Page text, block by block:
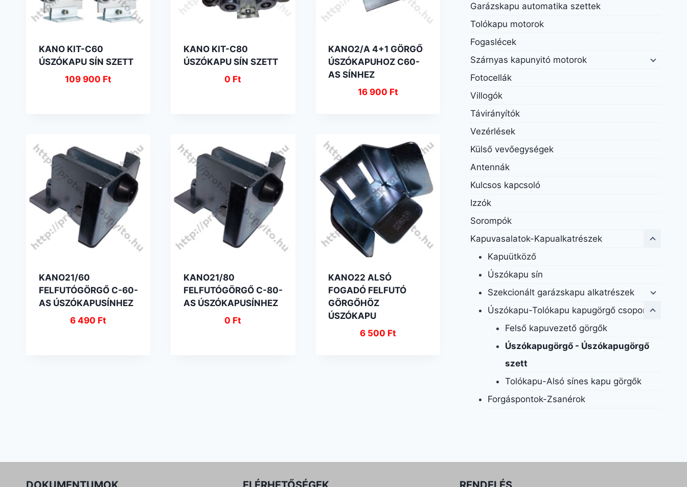
KANO KIT-C60
ÚSZÓKAPU SÍN SZETT
109 900 Ft
KANO KIT-C80
ÚSZÓKAPU SÍN SZETT
0 Ft
KANO2/A 4+1 GÖRGŐ
ÚSZÓKAPUHOZ C60-
AS SÍNHEZ
16 900 Ft
KANO21/60
FELFUTÓGÖRGŐ C-60-
AS ÚSZÓKAPUSÍNHEZ
6 490 Ft
KANO21/80
FELFUTÓGÖRGŐ C-80-
AS ÚSZÓKAPUSÍNHEZ
0 Ft
KANO22 ALSÓ
FOGADÓ FELFUTÓ
GÖRGŐHÖZ
ÚSZÓKAPU
6 500 Ft
Garázskapu automatika szettek
Tolókapu motorok
Fogaslécek
Szárnyas kapunyitó motorok
Fotocellák
Villogók
Távirányítók
Vezérlések
Külső vevőegységek
Antennák
Kulcsos kapcsoló
Izzók
Sorompók
Kapuvasalatok-Kapualkatrészek
Kapuütköző
Úszókapu sín
Szekcionált garázskapu alkatrészek
Úszókapu-Tolókapu kapugörgő csoportok
Felső kapuvezető görgők
Úszókapugörgő - Úszókapugörgő
szett
Tolókapu-Alsó sínes kapu görgők
Forgáspontok-Zsanérok